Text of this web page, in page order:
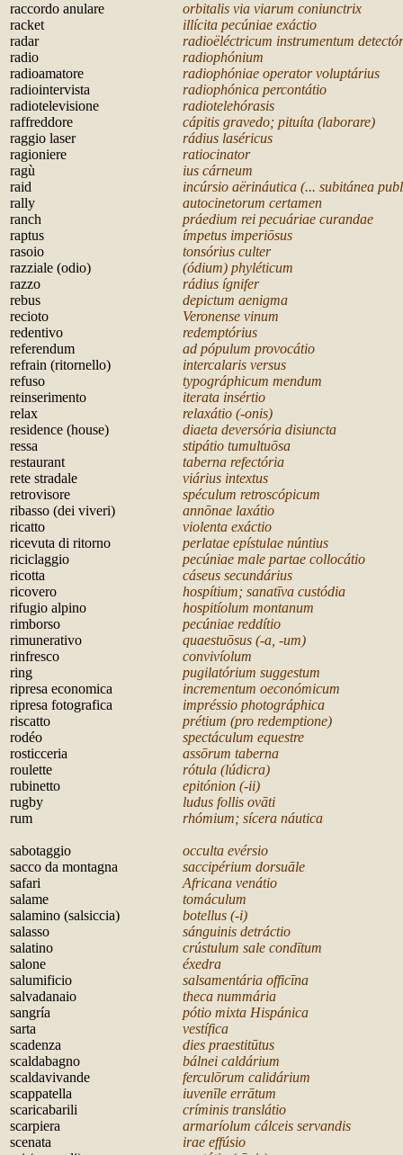
raccordo anulare
orbitalis via viarum coniunctrix
racket
illícita pecúniae exáctio
radar
radioëléctricum instrumentum
radio
radiophónium
radioamatore
radiophóniae operator voluptárius
radiointervista
radiophónica percontátio
radiotelevisione
radiotelehórasis
raffreddore
cápitis gravedo; pituíta (laborare)
raggio laser
rádius laséricus
ragioniere
ratiocinator
ragù
ius cárneum
raid
incúrsio aërináutica (... subitánea
rally
autocinetorum certamen
ranch
práedium rei pecuáriae curandae
raptus
ímpetus imperiōsus
rasoio
tonsórius culter
razziale (odio)
(ódium) phyléticum
razzo
rádius ígnifer
rebus
depictum aenigma
recioto
Veronense vinum
redentivo
redemptórius
referendum
ad pópulum provocátio
refrain (ritornello)
intercalaris versus
refuso
typográphicum mendum
reinserimento
iterata insértio
relax
relaxátio (-onis)
residence (house)
diaeta deversória disiuncta
ressa
stipátio tumultuōsa
restaurant
taberna refectória
rete stradale
viárius intextus
retrovisore
spéculum retroscópicum
ribasso (dei viveri)
annōnae laxátio
ricatto
violenta exáctio
ricevuta di ritorno
perlatae epístulae núntius
riciclaggio
pecúniae male partae collocátio
ricotta
cáseus secundárius
ricovero
hospítium; sanatīva custódia
rifugio alpino
hospitíolum montanum
rimborso
pecúniae reddítio
rimunerativo
quaestuōsus (-a, -um)
rinfresco
convivíolum
ring
pugilatórium suggestum
ripresa economica
incrementum oeconómicum
ripresa fotografica
impréssio photográphica
riscatto
prétium (pro redemptione)
rodéo
spectáculum equestre
rosticceria
assōrum taberna
roulette
rótula (lúdicra)
rubinetto
epitónion (-ii)
rugby
ludus follis ovāti
rum
rhómium; sícera náutica
sabotaggio
occulta evérsio
sacco da montagna
saccipérium dorsuāle
safari
Africana venátio
salame
tomáculum
salamino (salsiccia)
botellus (-i)
salasso
sánguinis detráctio
salatino
crústulum sale condītum
salone
éxedra
salumificio
salsamentária officīna
salvadanaio
theca nummária
sangría
pótio mixta Hispánica
sarta
vestífica
scadenza
dies praestitūtus
scaldabagno
bálnei caldárium
scaldavivande
ferculōrum calidárium
scappatella
iuvenīle errātum
scaricabarili
críminis translátio
scarpiera
armaríolum cálceis servandis
scenata
irae effúsio